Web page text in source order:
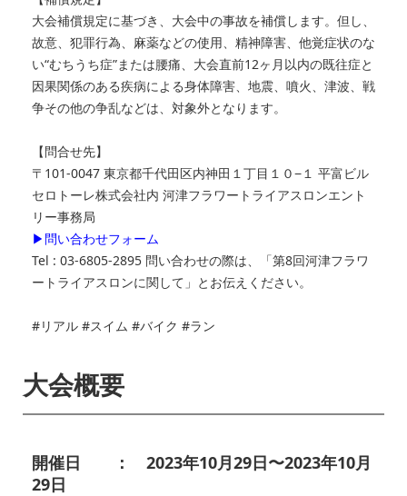
大会補償規定に基づき、大会中の事故を補償します。但し、
故意、犯罪行為、麻薬などの使用、精神障害、他覚症状のな
い“むちうち症”または腰痛、大会直前12ヶ月以内の既往症と
因果関係のある疾病による身体障害、地震、噴火、津波、戦
争その他の争乱などは、対象外となります。
【問合せ先】
〒101-0047 東京都千代田区内神田１丁目１０−１ 平富ビル
セロトーレ株式会社内 河津フラワートライアスロンエント
リー事務局
▶問い合わせフォーム
Tel : 03-6805-2895 問い合わせの際は、「第8回河津フラワ
ートライアスロンに関して」とお伝えください。
#リアル #スイム #バイク #ラン
大会概要
開催日 ： 2023年10月29日〜2023年10月
29日